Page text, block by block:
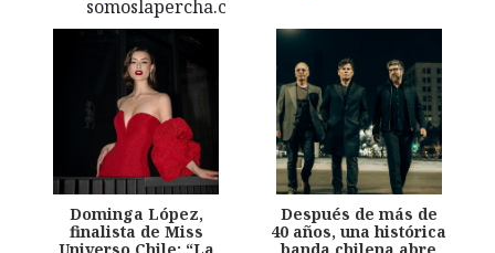
Dominga López,
finalista de Miss
Después de más de
40 años, una histórica